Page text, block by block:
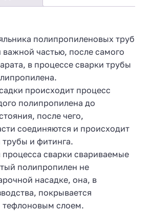
полипропиленовых труб
важной частью, после самого
в процессе сварки трубы
происходит процесс
полипропилена до
после чего,
соединяются и происходит
и фитинга.
сварки свариваемые
полипропилен не
насадке, она, в
покрывается
слоем.